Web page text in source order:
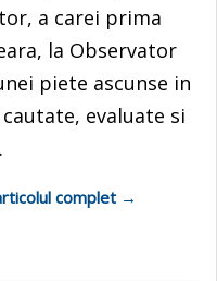
a carei prima
la Observator
piete ascunse in
evaluate si
complet →